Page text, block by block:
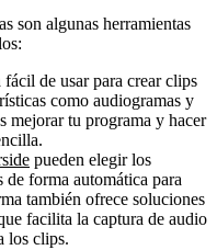
son algunas herramientas
de usar para crear clips
como audiogramas y
mejorar tu programa y hacer
pueden elegir los
de forma automática para
también ofrece soluciones
facilita la captura de audio
los clips.